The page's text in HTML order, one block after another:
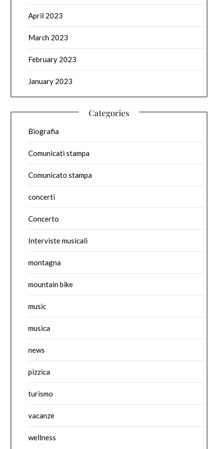
April 2023
March 2023
February 2023
January 2023
Categories
Biografia
Comunicati stampa
Comunicato stampa
concerti
Concerto
Interviste musicali
montagna
mountain bike
music
musica
news
pizzica
turismo
vacanze
wellness